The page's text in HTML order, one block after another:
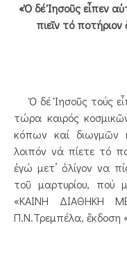
«Ὁ δέ Ἰησοῦς εἶπεν
πιεῖν τό
Ὀ δέ Ἰησοῦς τούς
τώρα καιρός
κόπων καί διωγμῶν
λοιπόν νά πίετε τό
ἐγώ μετ’ ὀλίγον να
τοῦ μαρτυρίου, πού
«ΚΑΙΝΗ ΔΙΑΘΗΚΗ
Π.Ν.Τρεμπέλα, ἔκδοση